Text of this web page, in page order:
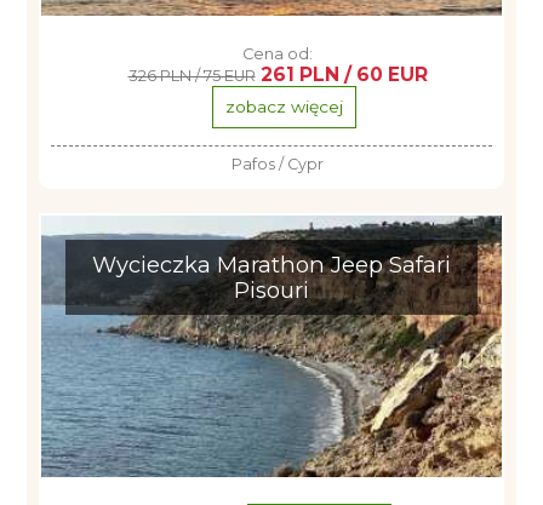
Cena od:
326 PLN / 75 EUR 261 PLN / 60 EUR
zobacz więcej
Pafos / Cypr
Wycieczka Marathon Jeep Safari
Pisouri